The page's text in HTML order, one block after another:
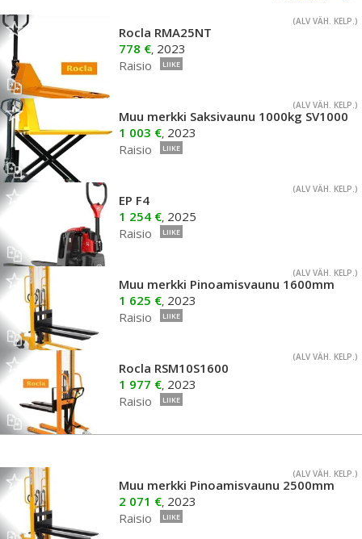
(ALV VÄH. KELP.)
Rocla RMA25NT
778 €, 2023
Raisio
LIIKE
(ALV VÄH. KELP.)
Muu merkki Saksivaunu 1000kg SV1000
1 003 €, 2023
Raisio
LIIKE
(ALV VÄH. KELP.)
EP F4
1 254 €, 2025
Raisio
LIIKE
(ALV VÄH. KELP.)
Muu merkki Pinoamisvaunu 1600mm
1 625 €, 2023
Raisio
LIIKE
(ALV VÄH. KELP.)
Rocla RSM10S1600
1 977 €, 2023
Raisio
LIIKE
(ALV VÄH. KELP.)
Muu merkki Pinoamisvaunu 2500mm
2 071 €, 2023
Raisio
LIIKE